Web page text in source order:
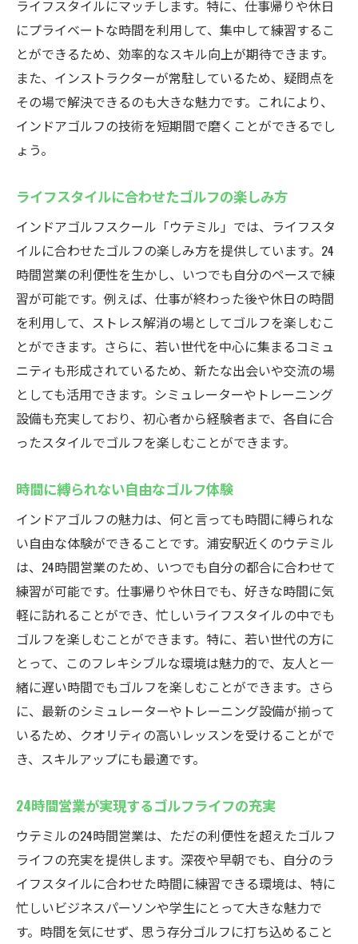
ライフスタイルにマッチします。特に、仕事帰りや休日
にプライベートな時間を利用して、集中して練習するこ
とができるため、効率的なスキル向上が期待できます。
また、インストラクターが常駐しているため、疑問点を
その場で解決できるのも大きな魅力です。これにより、
インドアゴルフの技術を短期間で磨くことができるでし
ょう。
ライフスタイルに合わせたゴルフの楽しみ方
インドアゴルフスクール「ウテミル」では、ライフスタ
イルに合わせたゴルフの楽しみ方を提供しています。24
時間営業の利便性を生かし、いつでも自分のペースで練
習が可能です。例えば、仕事が終わった後や休日の時間
を利用して、ストレス解消の場としてゴルフを楽しむこ
とができます。さらに、若い世代を中心に集まるコミュ
ニティも形成されているため、新たな出会いや交流の場
としても活用できます。シミュレーターやトレーニング
設備も充実しており、初心者から経験者まで、各自に合
ったスタイルでゴルフを楽しむことができます。
時間に縛られない自由なゴルフ体験
インドアゴルフの魅力は、何と言っても時間に縛られな
い自由な体験ができることです。浦安駅近くのウテミル
は、24時間営業のため、いつでも自分の都合に合わせて
練習が可能です。仕事帰りや休日でも、好きな時間に気
軽に訪れることができ、忙しいライフスタイルの中でも
ゴルフを楽しむことができます。特に、若い世代の方に
とって、このフレキシブルな環境は魅力的で、友人と一
緒に遅い時間でもゴルフを楽しむことができます。さら
に、最新のシミュレーターやトレーニング設備が揃って
いるため、クオリティの高いレッスンを受けることがで
き、スキルアップにも最適です。
24時間営業が実現するゴルフライフの充実
ウテミルの24時間営業は、ただの利便性を超えたゴルフ
ライフの充実を提供します。深夜や早朝でも、自分のラ
イフスタイルに合わせた時間に練習できる環境は、特に
忙しいビジネスパーソンや学生にとって大きな魅力で
す。時間を気にせず、思う存分ゴルフに打ち込めること